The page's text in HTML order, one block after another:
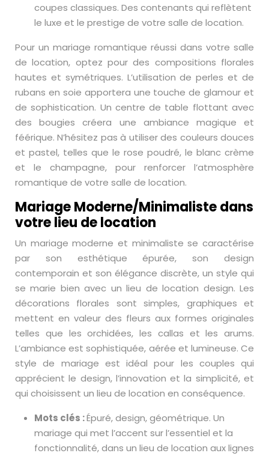
coupes classiques. Des contenants qui reflètent
le luxe et le prestige de votre salle de location.
Pour un mariage romantique réussi dans votre salle
de location, optez pour des compositions florales
hautes et symétriques. L’utilisation de perles et de
rubans en soie apportera une touche de glamour et
de sophistication. Un centre de table flottant avec
des bougies créera une ambiance magique et
féérique. N’hésitez pas à utiliser des couleurs douces
et pastel, telles que le rose poudré, le blanc crème
et le champagne, pour renforcer l’atmosphère
romantique de votre salle de location.
Mariage Moderne/Minimaliste dans
votre lieu de location
Un mariage moderne et minimaliste se caractérise
par son esthétique épurée, son design
contemporain et son élégance discrète, un style qui
se marie bien avec un lieu de location design. Les
décorations florales sont simples, graphiques et
mettent en valeur des fleurs aux formes originales
telles que les orchidées, les callas et les arums.
L’ambiance est sophistiquée, aérée et lumineuse. Ce
style de mariage est idéal pour les couples qui
apprécient le design, l’innovation et la simplicité, et
qui choisissent un lieu de location en conséquence.
Mots clés :Épuré, design, géométrique. Un
mariage qui met l’accent sur l’essentiel et la
fonctionnalité, dans un lieu de location aux lignes